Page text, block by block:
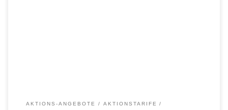
AKTIONS-ANGEBOTE
AKTIONSTARIFE